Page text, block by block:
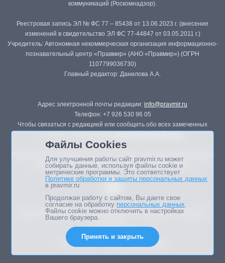
коммуникаций (Роскомнадзор).
Реестровая запись ЭЛ № ФС 77 – 85438 от 13.06.2023 г. (внесение
изменений в свидетельство ЭЛ ФС 77-44847 от 03.05.2011 г.)
Учредитель: Автономная некоммерческая организация информационно-
познавательный центр «Правмир» (АНО «Правмир») (ОГРН
1107799036730)
Главный редактор: Данилова А.А.
Адрес электронной почты редакции: info@pravmir.ru
Телефон: +7 926 530 96 05
Чтобы связаться с редакцией или сообщить обо всех замеченных
Републикация материалов сайта в печатных изданиях (книгах, прессе)
возможна только с письменного разрешения редакции.
Мнение авторов статей портала может не совпадать с позицией
Дизайн сайта -
Файлы Cookies
Для улучшения работы сайт pravmir.ru может
собирать данные, используя файлы cookie и
метрические программы. Это соответствует
Политике обработки и защиты персональных данных
в pravmir.ru
Продолжая работу с сайтом, Вы даете свое
согласие на обработку персональных данных.
Файлы cookie можно отключить в настройках
Вашего браузера.
Принять и закрыть